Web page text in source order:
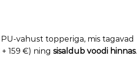
vahust topperiga, mis tagavad
159 €) ning sisaldub voodi hinnas.